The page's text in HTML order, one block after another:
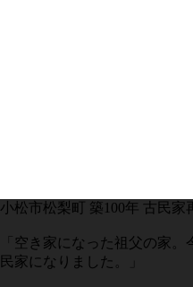
小松市松梨町 築100年 古民
「空き家になった祖父の家
民家になりました。」